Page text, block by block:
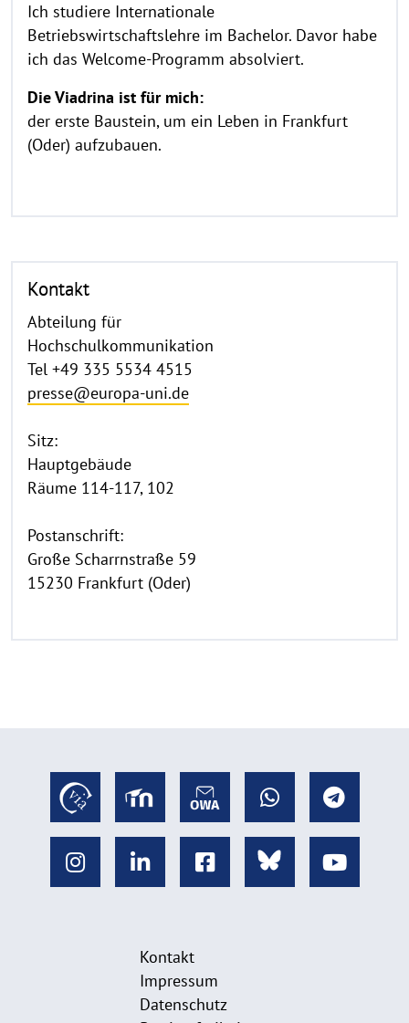
Ich studiere Internationale
Betriebswirtschaftslehre im Bachelor. Davor habe
ich das Welcome-Programm absolviert.
Die Viadrina ist für mich:
der erste Baustein, um ein Leben in Frankfurt
(Oder) aufzubauen.
Kontakt
Abteilung für
Hochschulkommunikation
Tel +49 335 5534 4515
presse@europa-uni.de
Sitz:
Hauptgebäude
Räume 114-117, 102
Postanschrift:
Große Scharrnstraße 59
15230 Frankfurt (Oder)
Kontakt
Impressum
Datenschutz